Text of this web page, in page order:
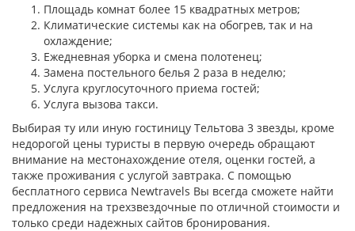
Площадь комнат более 15 квадратных метров;
Климатические системы как на обогрев, так и на
охлаждение;
Ежедневная уборка и смена полотенец;
Замена постельного белья 2 раза в неделю;
Услуга круглосуточного приема гостей;
Услуга вызова такси.
Выбирая ту или иную гостиницу Тельтова 3 звезды, кроме
недорогой цены туристы в первую очередь обращают
внимание на местонахождение отеля, оценки гостей, а
также проживания с услугой завтрака. С помощью
бесплатного сервиса Newtravels Вы всегда сможете найти
предложения на трехзвездочные по отличной стоимости и
только среди надежных сайтов бронирования.